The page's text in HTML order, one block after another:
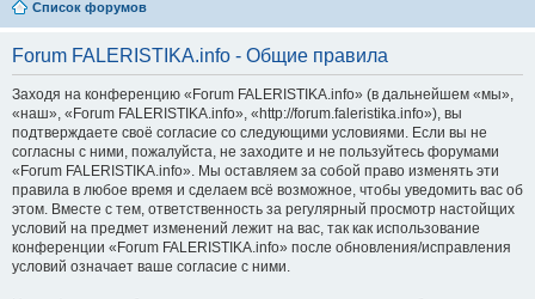
Список форумов
Forum FALERISTIKA.info - Общие правила
Заходя на конференцию «Forum FALERISTIKA.info» (в дальнейшем «мы»,
«наш», «Forum FALERISTIKA.info», «http://forum.faleristika.info»), вы
подтверждаете своё согласие со следующими условиями. Если вы не
согласны с ними, пожалуйста, не заходите и не пользуйтесь форумами
«Forum FALERISTIKA.info». Мы оставляем за собой право изменять эти
правила в любое время и сделаем всё возможное, чтобы уведомить вас об
этом. Вместе с тем, ответственность за регулярный просмотр настойщих
условий на предмет изменений лежит на вас, так как использование
конференции «Forum FALERISTIKA.info» после обновления/исправления
условий означает ваше согласие с ними.